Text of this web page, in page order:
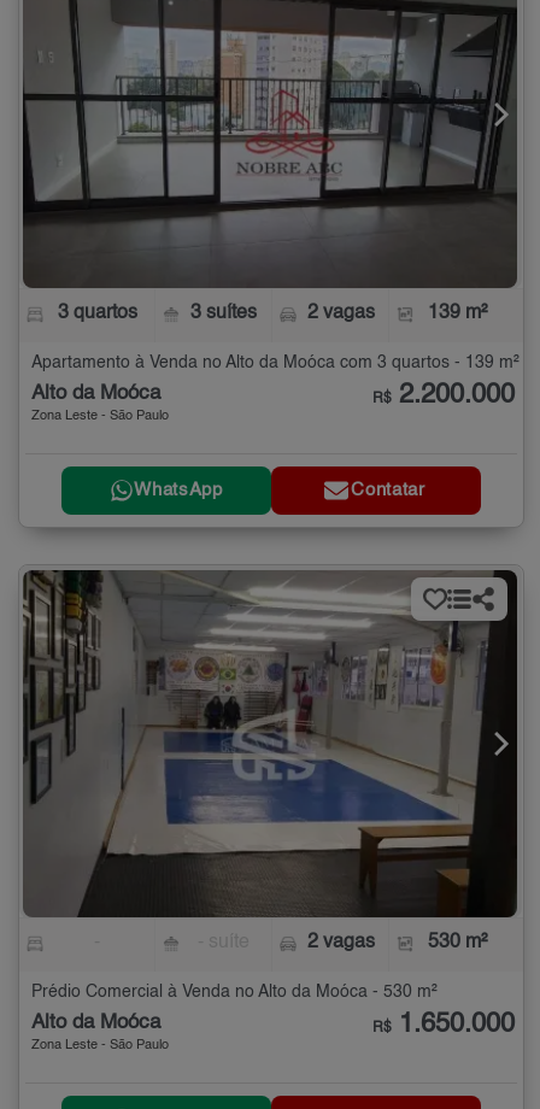
3 quartos 3 suítes 2 vagas 139 m²
Apartamento à Venda no Alto da Moóca com 3 quartos - 139 m²
Alto da Moóca
Zona Leste - São Paulo
R$ 2.200.000
WhatsApp Contatar
2 vagas 530 m²
Prédio Comercial à Venda no Alto da Moóca - 530 m²
Alto da Moóca
Zona Leste - São Paulo
R$ 1.650.000